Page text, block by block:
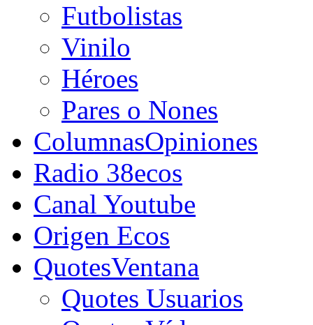
Futbolistas
Vinilo
Héroes
Pares o Nones
ColumnasOpiniones
Radio 38ecos
Canal Youtube
Origen Ecos
QuotesVentana
Quotes Usuarios